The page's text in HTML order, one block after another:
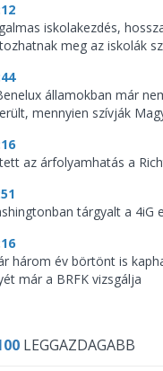
iskolakezdés,
meg az iskolák
államokban már
mennyien szívják
az árfolyamhatás a
tárgyalt a 4iG
három év börtönt is
már a BRFK vizsgálja
LEGGAZDAGABB